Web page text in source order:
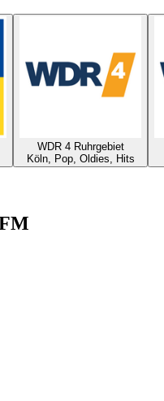
WDR 4 Ruhrgebiet
Köln, Pop, Oldies, Hits